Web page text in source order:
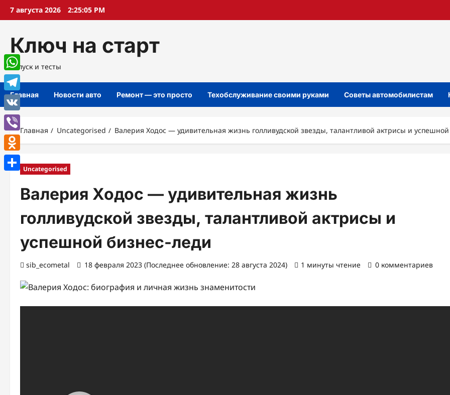
Перейти
7 августа 2026 2:25:06 PM
Ключ на старт
Запуск и тесты
Главная Новости авто Ремонт — это просто Техобслуживание своими руками Советы автомобилистам
Главная Uncategorised Валерия Ходос — удивительная жизнь голливудской звезды, талантливой актрисы и
Uncategorised
Валерия Ходос — удивительная жизнь
голливудской звезды, талантливой актрисы и
успешной бизнес-леди
sib_ecometal 18 февраля 2023 (Последнее обновление: 28 августа 2024) 1 минуты чтение 0 комментариев
WhatsApp
Telegram
VK
Viber
Odnoklassniki